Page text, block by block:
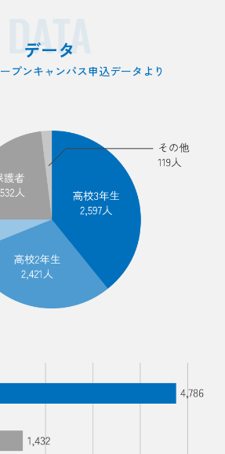
データ
DATA
プンキャンパス申込データより